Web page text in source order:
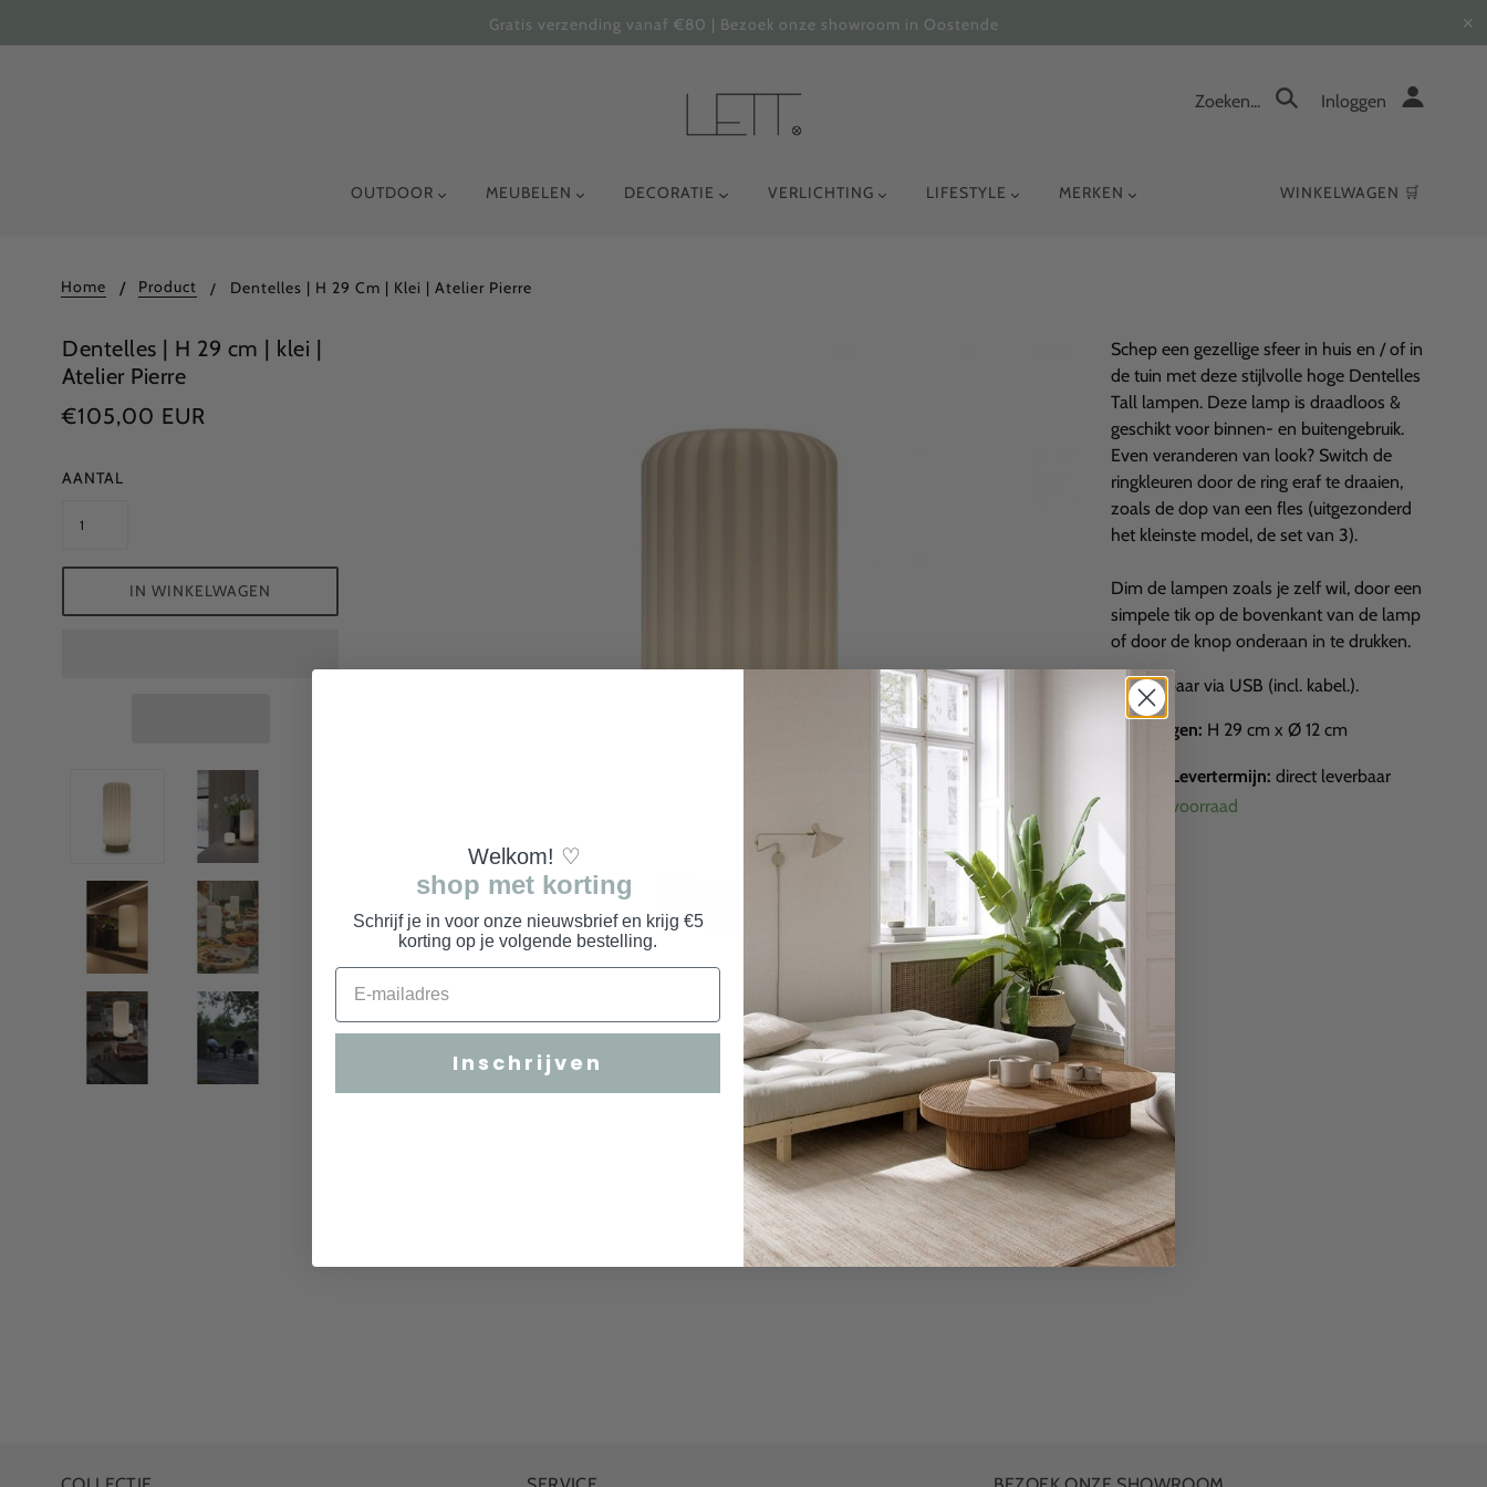
Gratis verzending vanaf €80 | Bezoek onze showroom in Oostende ✕
Zoeken... Inloggen
OUTDOOR MEUBELEN DECORATIE VERLICHTING LIFESTYLE MERKEN WINKELWAGEN 🛒
Home Product Dentelles | H 29 Cm | Klei | Atelier Pierre
Dentelles | H 29 cm | klei |
Atelier Pierre
€105,00 EUR
AANTAL
IN WINKELWAGEN
Schep een gezellige sfeer in huis en / of in
de tuin met deze stijlvolle hoge Dentelles
Tall lampen. Deze lamp is draadloos &
geschikt voor binnen- en buitengebruik.
Even veranderen van look? Switch de
ringkleuren door de ring eraf te draaien,
zoals de dop van een fles (uitgezonderd
het kleinste model, de set van 3).
Dim de lampen zoals je zelf wil, door een
simpele tik op de bovenkant van de lamp
of door de knop onderaan in te drukken.
Oplaadbaar via USB (incl. kabel.).
afmetingen: H 29 cm x Ø 12 cm
Levertermijn: direct leverbaar
op voorraad
Welkom! ♡
shop met korting
Schrijf je in voor onze nieuwsbrief en krijg €5
korting op je volgende bestelling.
Inschrijven